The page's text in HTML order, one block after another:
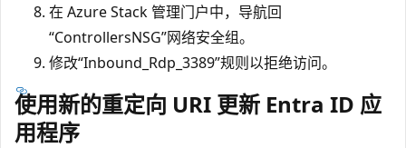
在 Azure Stack 管理门户中，导航回
“ControllersNSG”网络安全组。
修改“Inbound_Rdp_3389”规则以拒绝访问。
使用新的重定向 URI 更新 Entra ID 应
用程序